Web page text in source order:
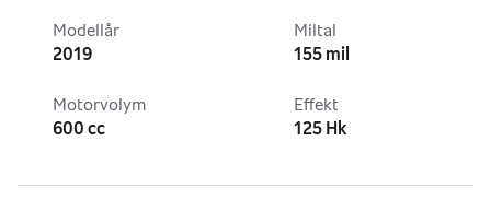
Modellår
2019
Miltal
155 mil
Motorvolym
600 cc
Effekt
125 Hk